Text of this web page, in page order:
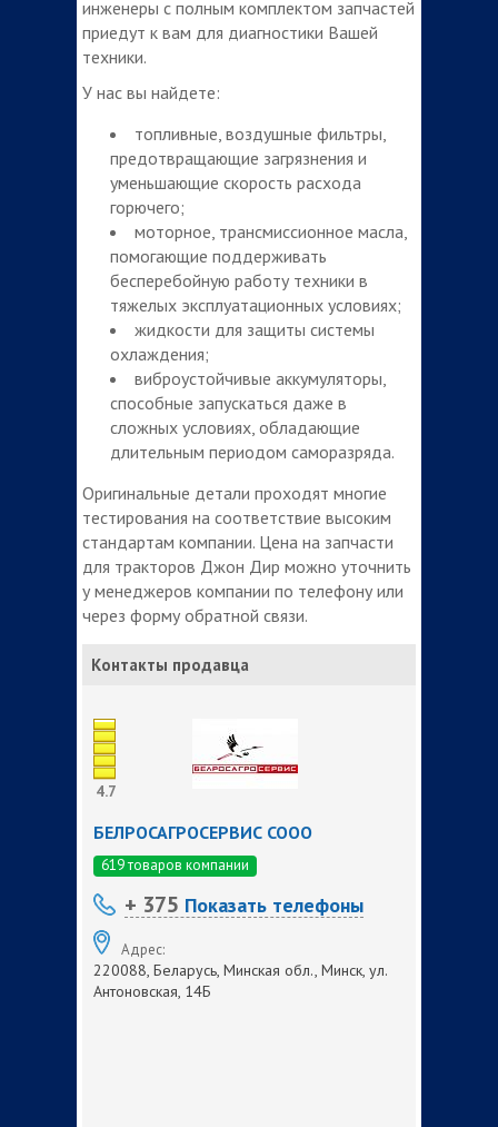
инженеры с полным комплектом запчастей
приедут к вам для диагностики Вашей
техники.
У нас вы найдете:
топливные, воздушные фильтры,
предотвращающие загрязнения и
уменьшающие скорость расхода
горючего;
моторное, трансмиссионное масла,
помогающие поддерживать
бесперебойную работу техники в
тяжелых эксплуатационных условиях;
жидкости для защиты системы
охлаждения;
виброустойчивые аккумуляторы,
способные запускаться даже в
сложных условиях, обладающие
длительным периодом саморазряда.
Оригинальные детали проходят многие
тестирования на соответствие высоким
стандартам компании. Цена на запчасти
для тракторов Джон Дир можно уточнить
у менеджеров компании по телефону или
через форму обратной связи.
Контакты продавца
4.7
БЕЛРОСАГРОСЕРВИС СООО
619 товаров компании
+ 375 Показать телефоны
Адрес:
220088, Беларусь, Минская обл., Минск, ул.
Антоновская, 14Б